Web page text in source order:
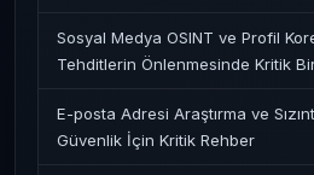
Sosyal Medya OSINT ve Profil
Tehditlerin Önlenmesinde Kritik Bir
E-posta Adresi Araştırma ve
Güvenlik İçin Kritik Rehber